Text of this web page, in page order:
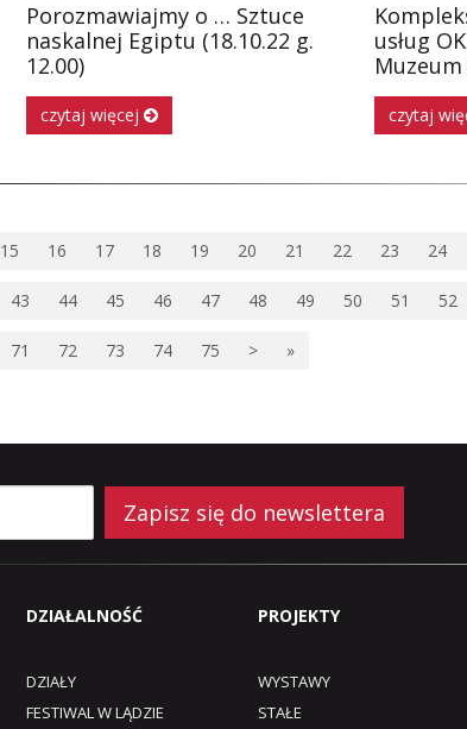
Porozmawiajmy o … Sztuce
naskalnej Egiptu (18.10.22 g.
12.00)
czytaj więcej
usług
czytaj
15 16 17 18 19 20 21 22 23 24
43 44 45 46 47 48 49 50 51 52
71 72 73 74 75 > »
Zapisz się do newslettera
DZIAŁALNOŚĆ
DZIAŁY
FESTIWAL W LĄDZIE
PROJEKTY
WYSTAWY
STAŁE